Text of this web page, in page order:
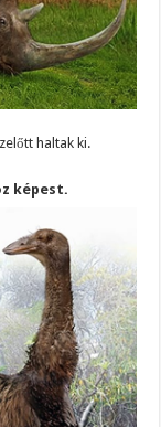
haltak ki.
képest.